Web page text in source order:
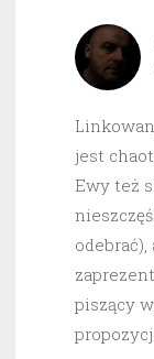
jest
Ewy też
piszący